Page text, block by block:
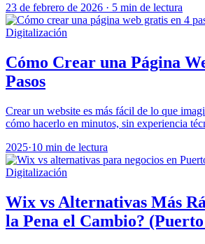
23 de febrero de 2026 · 5 min de lectura
Digitalización
Cómo Crear una Página
Pasos
Crear un website es más fácil de lo que
cómo hacerlo en minutos, sin experiencia
2025·10 min de lectura
Digitalización
Wix vs Alternativas Más
la Pena el Cambio?